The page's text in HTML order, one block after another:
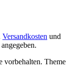
Versandkosten und
Theme